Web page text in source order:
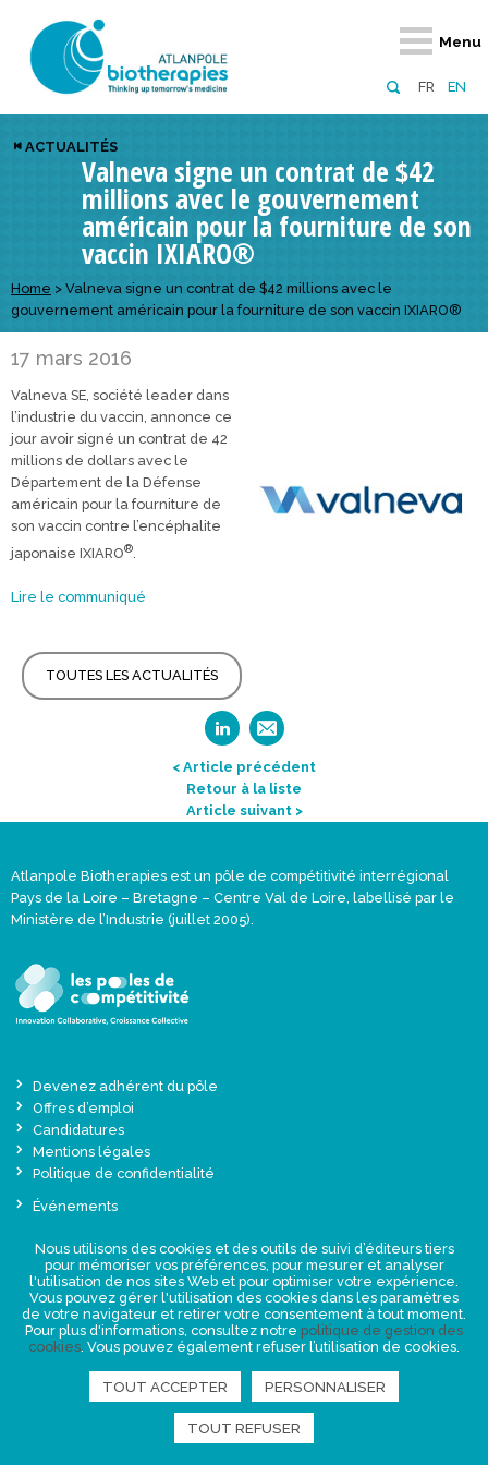
FR EN
Menu
Retour
À propos
Présentation du pôle
Domaines d’excellence
Retour
Numérique
Conseil d’administration
Comité scientifique
Financeurs
Retour
Notre réseau
Membres du pôle
Partenaires
Réseau européen
Retour
Actus, événements, AAP
Actualités
Événements
Appels à projets
Retour
régionaux
nationaux
européens
Retour
Notre offre
Diversifiez votre réseau
Visez l’international
Développez vos projets d’innovation
Gagnez en visibilité
Retour
Nous rejoindre
En tant qu’adhérent
En tant que partenaire
Retour
Emploi
Offres d’emploi
Candidatures
ACTUALITÉS
Valneva signe un contrat de $42
millions avec le gouvernement
américain pour la fourniture de son
vaccin IXIARO®
Home > Valneva signe un contrat de $42 millions avec le
gouvernement américain pour la fourniture de son vaccin IXIARO®
17 mars 2016
Valneva SE, société leader dans
l’industrie du vaccin, annonce ce
jour avoir signé un contrat de 42
millions de dollars avec le
Département de la Défense
américain pour la fourniture de
son vaccin contre l’encéphalite
japonaise IXIARO®.
Lire le communiqué
TOUTES LES ACTUALITÉS
< Article précédent
Retour à la liste
Article suivant >
Atlanpole Biotherapies est un pôle de compétitivité interrégional
Pays de la Loire – Bretagne – Centre Val de Loire, labellisé par le
Ministère de l’Industrie (juillet 2005).
Devenez adhérent du pôle
Offres d’emploi
Candidatures
Mentions légales
Politique de confidentialité
Événements
Une offre globale sur-mesure
Presse
NEWSLETTER
RETROUVEZ-NOUS
Nous utilisons des cookies et des outils de suivi d’éditeurs tiers
pour mémoriser vos préférences, pour mesurer et analyser
l'utilisation de nos sites Web et pour optimiser votre expérience.
Vous pouvez gérer l'utilisation des cookies dans les paramètres
de votre navigateur et retirer votre consentement à tout moment.
Pour plus d'informations, consultez notre politique de gestion des
cookies. Vous pouvez également refuser l’utilisation de cookies.
TOUT ACCEPTER PERSONNALISER
TOUT REFUSER